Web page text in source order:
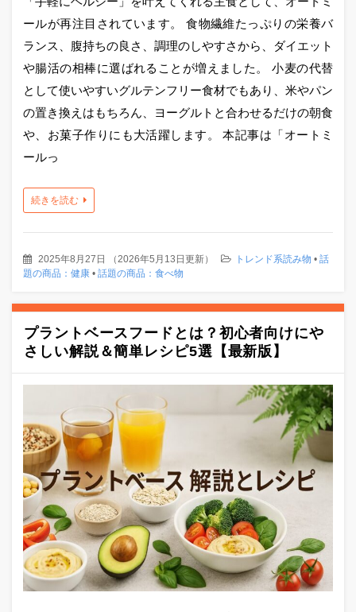
ールが再注目されています。 食物繊維たっぷりの栄養バ
ランス、腹持ちの良さ、調理のしやすさから、ダイエット
や腸活の相棒に選ばれることが増えました。 小麦の代替
として使いやすいグルテンフリー食材でもあり、米やパン
の置き換えはもちろん、ヨーグルトと合わせるだけの朝食
や、お菓子作りにも大活躍します。 本記事は「オートミ
ールっ
続きを読む
2025年8月27日 （2026年5月13日更新） トレンド系読み物 • 話
題の商品：健康 • 話題の商品：食べ物
プラントベースフードとは？初心者向けにや
さしい解説＆簡単レシピ5選【最新版】